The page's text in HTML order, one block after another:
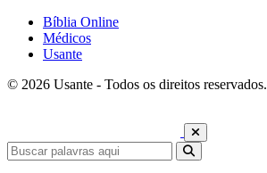
Bíblia Online
Médicos
Usante
© 2026 Usante - Todos os direitos reservados.